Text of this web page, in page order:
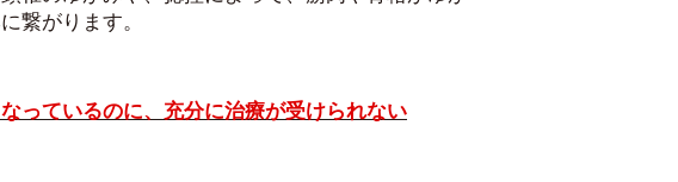
繋がります。
っているのに、充分に治療が受けられない